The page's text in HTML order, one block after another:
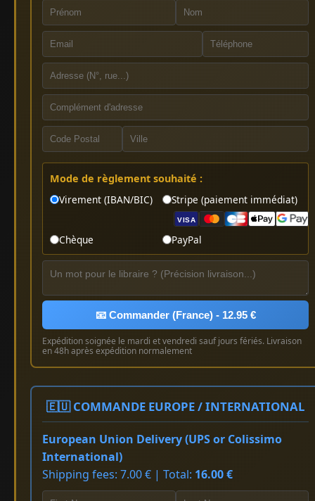
Mode de règlement souhaité :
Virement (IBAN/BIC)
Stripe (paiement immédiat)
VISA
Chèque PayPal
📧 Commander (France) - 12.95 €
Expédition soignée le mardi et vendredi sauf jours fériés. Livraison
en 48h après expédition normalement
🇪🇺 COMMANDE EUROPE / INTERNATIONAL
European Union Delivery (UPS or Colissimo
International)
Shipping fees: 7.00 € | Total: 16.00 €